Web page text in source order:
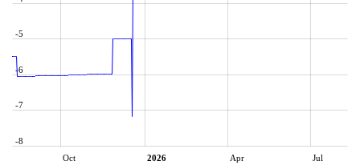
Oct 2026 Apr Jul
-8
-7
-6
-5